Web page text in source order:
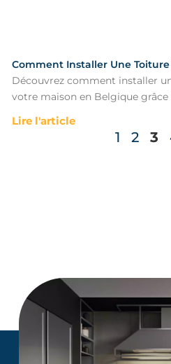
Comment Installer Une Toiture
Découvrez comment installer
votre maison en Belgique
Lire l'article
1 2 3